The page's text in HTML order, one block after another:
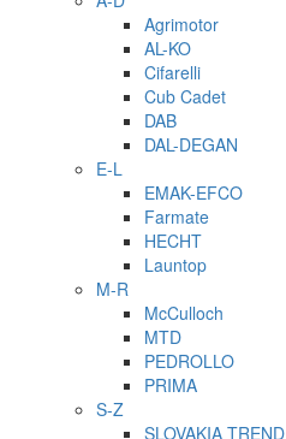
Agrimotor
AL-KO
Cifarelli
Cub Cadet
DAB
DAL-DEGAN
E-L
EMAK-EFCO
Farmate
HECHT
Launtop
M-R
McCulloch
MTD
PEDROLLO
PRIMA
S-Z
SLOVAKIA TREND